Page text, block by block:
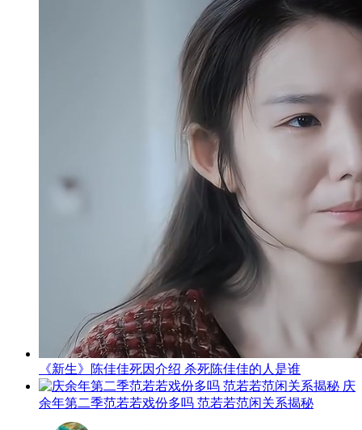
《新生》陈佳佳死因介绍 杀死陈佳佳的人是谁
庆
余年第二季范若若戏份多吗 范若若范闲关系揭秘